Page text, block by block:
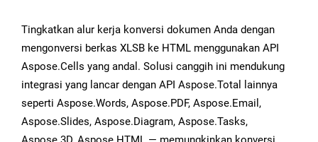
Tingkatkan alur kerja konversi dokumen Anda dengan
mengonversi berkas XLSB ke HTML menggunakan API
Aspose.Cells yang andal. Solusi canggih ini mendukung
integrasi yang lancar dengan API Aspose.Total lainnya
seperti Aspose.Words, Aspose.PDF, Aspose.Email,
Aspose.Slides, Aspose.Diagram, Aspose.Tasks,